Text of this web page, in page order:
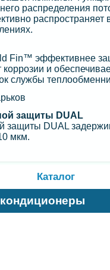
распределения
распространяет
Fin™ эффективнее
коррозии и
службы
защиты DUAL
защиты DUAL
мкм.
Каталог